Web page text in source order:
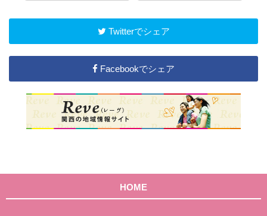
Twitterでシェア
Facebookでシェア
HOME